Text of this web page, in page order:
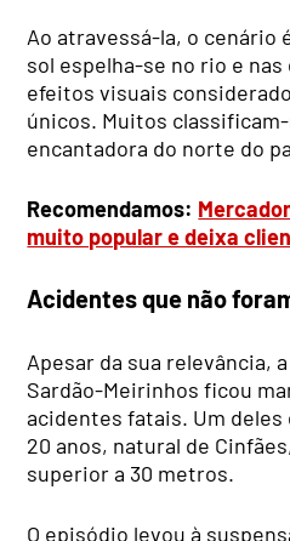
Ao atravessá-la, o cenário
sol espelha-se no rio e
efeitos visuais
únicos. Muitos
encantadora do norte do
Recomendamos:
muito popular e deixa
Acidentes que não
Apesar da sua relevância,
Sardão-Meirinhos ficou
acidentes fatais. Um deles
20 anos, natural de
superior a 30 metros.
O episódio levou à